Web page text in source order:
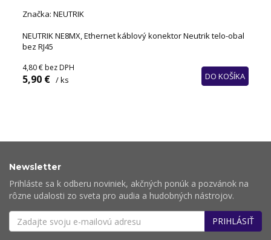
Značka: NEUTRIK
NEUTRIK NE8MX, Ethernet káblový konektor Neutrik telo-obal
bez RJ45
4,80 € bez DPH
5,90 € / ks DO KOŠÍKA
Newsletter
Prihláste sa k odberu noviniek, akčných ponúk a pozvánok na
rôzne udalosti zo sveta pro audia a hudobných nástrojov.
PRIHLÁSIŤ